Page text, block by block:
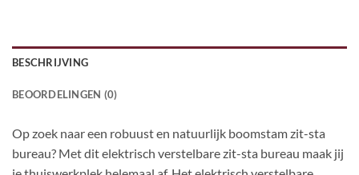
BESCHRIJVING
BEOORDELINGEN (0)
Op zoek naar een robuust en natuurlijk boomstam zit-sta
bureau? Met dit elektrisch verstelbare zit-sta bureau maak jij